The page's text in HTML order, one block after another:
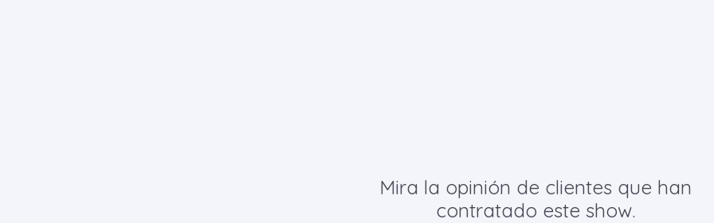
Mira la opinión de clientes que han
contratado este show.